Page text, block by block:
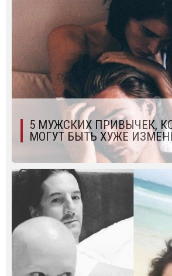
5 МУЖСКИХ ПРИВЫЧЕК,
МОГУТ БЫТЬ ХУЖЕ